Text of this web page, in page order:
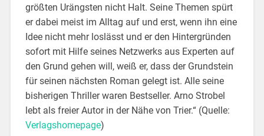
größten Urängsten nicht Halt. Seine Themen spürt
er dabei meist im Alltag auf und erst, wenn ihn eine
Idee nicht mehr loslässt und er den Hintergründen
sofort mit Hilfe seines Netzwerks aus Experten auf
den Grund gehen will, weiß er, dass der Grundstein
für seinen nächsten Roman gelegt ist. Alle seine
bisherigen Thriller waren Bestseller. Arno Strobel
lebt als freier Autor in der Nähe von Trier.“ (Quelle:
Verlagshomepage)